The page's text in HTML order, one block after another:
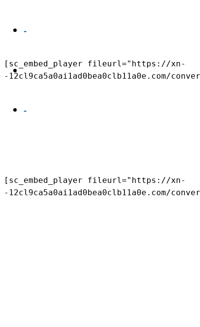
-
-
[sc_embed_player fileurl="https://xn-
-12cl9ca5a0ai1ad0bea0clb11a0e.com/
[sc_embed_player fileurl="https://xn-
-12cl9ca5a0ai1ad0bea0clb11a0e.com/